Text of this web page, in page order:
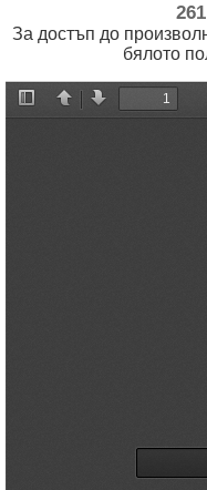
261
За достъп до
бялото